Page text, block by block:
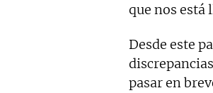
que nos está
Desde este
pasar en